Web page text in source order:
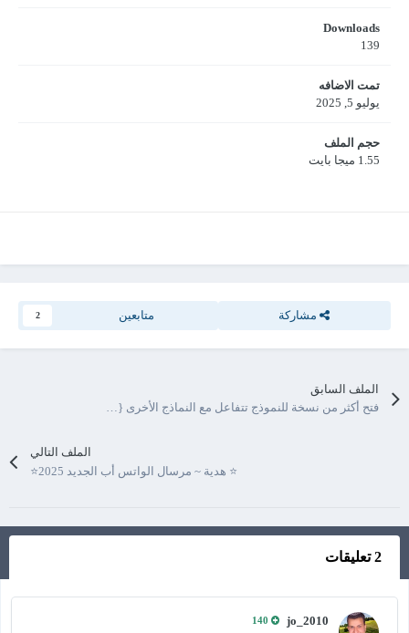
Downloads
139
تمت الاضافه
يوليو 5, 2025
حجم الملف
1.55 ميجا بايت
مشاركة متابعين 2
الملف السابق
فتح أكثر من نسخة للنموذج تتفاعل مع النماذج الأخرى {سلسلة الأدوات المساعدة المخصصة}
الملف التالي
⭐ هدية ~ مرسال الواتس أب الجديد 2025⭐
2 تعليقات
jo_2010